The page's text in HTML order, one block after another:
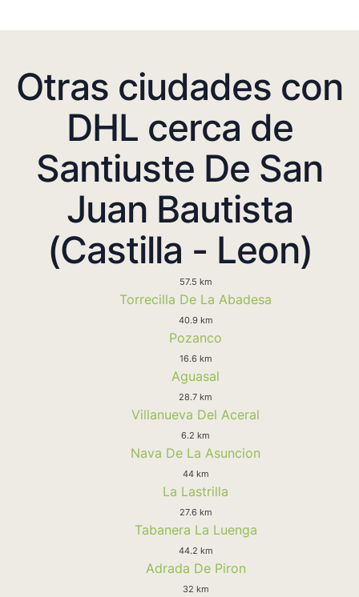
Otras ciudades con
DHL cerca de
Santiuste De San
Juan Bautista
(Castilla - Leon)
57.5 km
Torrecilla De La Abadesa
40.9 km
Pozanco
16.6 km
Aguasal
28.7 km
Villanueva Del Aceral
6.2 km
Nava De La Asuncion
44 km
La Lastrilla
27.6 km
Tabanera La Luenga
44.2 km
Adrada De Piron
32 km